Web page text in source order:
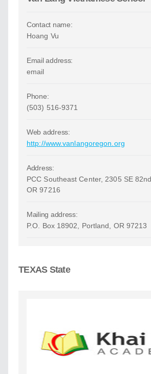
Contact name:
Hoang Vu
Email address:
email
Phone:
(503) 516-9371
Web address:
http://www.vanlangoregon.org
Address:
PCC Southeast Center, 2305 SE
OR 97216
Mailing address:
P.O. Box 18902, Portland, OR 97213
TEXAS State